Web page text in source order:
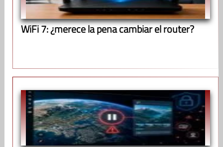
WiFi 7: ¿merece la pena cambiar el router?